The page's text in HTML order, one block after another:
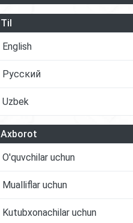
Til
English
Русский
Uzbek
Axborot
O'quvchilar uchun
Mualliflar uchun
Kutubxonachilar uchun